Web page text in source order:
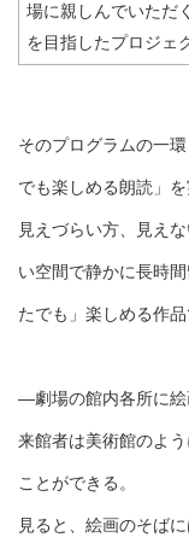
場に親しんでいただ
を目指したプロジェ
そのプログラムの一
でも楽しめる朗読」を
見えづらい方、見え
い空間で静かに長時
たでも」楽しめる作品
―劇場の館内各所に絵
来館者は美術館のよ
ことができる。
見ると、絵画のそば